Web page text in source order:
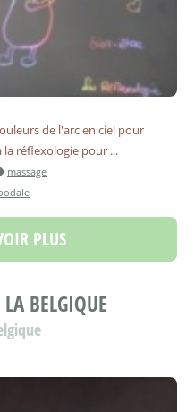
de l'arc en ciel pour
la réflexologie pour ...
massage
PLUS
BELGIQUE